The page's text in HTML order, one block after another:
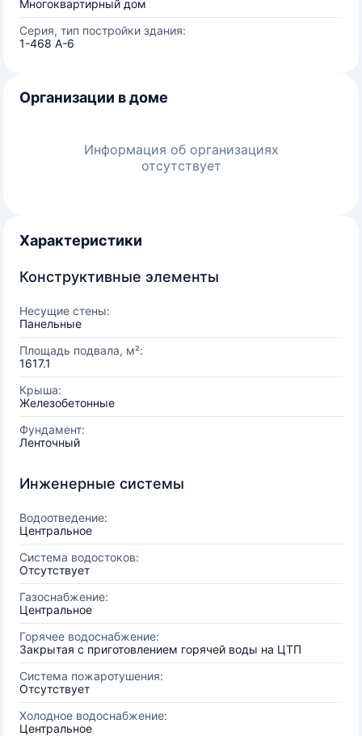
Многоквартирный дом
Серия, тип постройки здания:
1-468 А-6
Организации в доме
Информация об организациях
отсутствует
Характеристики
Конструктивные элементы
Несущие стены:
Панельные
Площадь подвала, м²:
1617.1
Крыша:
Железобетонные
Фундамент:
Ленточный
Инженерные системы
Водоотведение:
Центральное
Система водостоков:
Отсутствует
Газоснабжение:
Центральное
Горячее водоснабжение:
Закрытая с приготовлением горячей воды на ЦТП
Система пожаротушения:
Отсутствует
Холодное водоснабжение:
Центральное